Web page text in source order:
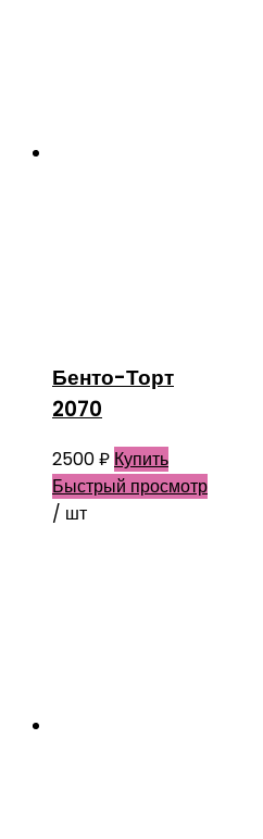
Бенто-Торт
2070
2500₽ Купить
Быстрый просмотр
/ шт